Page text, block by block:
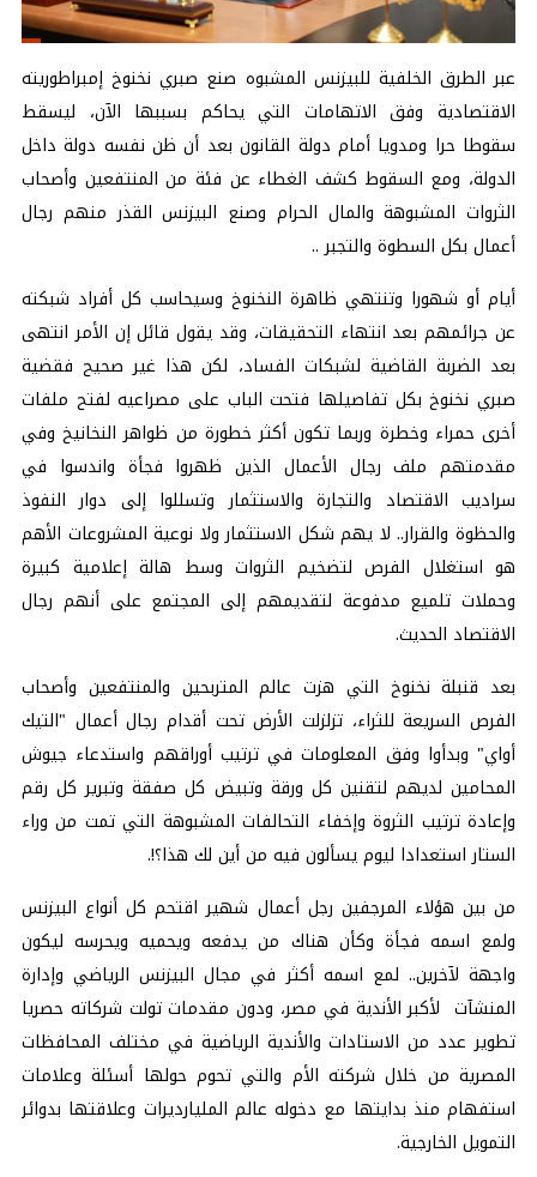
عبر الطرق الخلفية للبيزنس المشبوه صنع صبري نخنوخ إمبراطوريته
الاقتصادية وفق الاتهامات التي يحاكم بسببها الآن، ليسقط
سقوطا حرا ومدويا أمام دولة القانون بعد أن ظن نفسه دولة داخل
الدولة، ومع السقوط كشف الغطاء عن فئة من المنتفعين وأصحاب
الثروات المشبوهة والمال الحرام وصنع البيزنس القذر منهم رجال
أعمال بكل السطوة والتجبر ..
أيام أو شهورا وتنتهي ظاهرة النخنوخ وسيحاسب كل أفراد شبكته
عن جرائمهم بعد انتهاء التحقيقات، وقد يقول قائل إن الأمر انتهى
بعد الضربة القاضية لشبكات الفساد، لكن هذا غير صحيح فقضية
صبري نخنوخ بكل تفاصيلها فتحت الباب على مصراعيه لفتح ملفات
أخرى حمراء وخطرة وربما تكون أكثر خطورة من ظواهر النخانيخ وفي
مقدمتهم ملف رجال الأعمال الذين ظهروا فجأة واندسوا في
سراديب الاقتصاد والتجارة والاستثمار وتسللوا إلى دوار النفوذ
والحظوة والقرار.. لا يهم شكل الاستثمار ولا نوعية المشروعات الأهم
هو استغلال الفرص لتضخيم الثروات وسط هالة إعلامية كبيرة
وحملات تلميع مدفوعة لتقديمهم إلى المجتمع على أنهم رجال
الاقتصاد الحديث.
بعد قنبلة نخنوخ التي هزت عالم المتربحين والمنتفعين وأصحاب
الفرص السريعة للثراء، تزلزلت الأرض تحت أقدام رجال أعمال "التيك
أواي" وبدأوا وفق المعلومات في ترتيب أوراقهم واستدعاء جيوش
المحامين لديهم لتقنين كل ورقة وتبيض كل صفقة وتبرير كل رقم
وإعادة ترتيب الثروة وإخفاء التحالفات المشبوهة التي تمت من وراء
الستار استعدادا ليوم يسألون فيه من أين لك هذا؟!.
من بين هؤلاء المرجفين رجل أعمال شهير اقتحم كل أنواع البيزنس
ولمع اسمه فجأة وكأن هناك من يدفعه ويحميه ويحرسه ليكون
واجهة لآخرين.. لمع اسمه أكثر في مجال البيزنس الرياضي وإدارة
المنشآت لأكبر الأندية في مصر، ودون مقدمات تولت شركاته حصريا
تطوير عدد من الاستادات والأندية الرياضية في مختلف المحافظات
المصرية من خلال شركته الأم والتي تحوم حولها أسئلة وعلامات
استفهام منذ بدايتها مع دخوله عالم المليارديرات وعلاقتها بدوائر
التمويل الخارجية.